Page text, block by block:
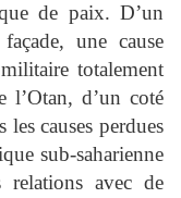
de paix. D’un
une cause
totalement
l’Otan, d’un coté
causes perdues
sub-saharienne
relations avec de